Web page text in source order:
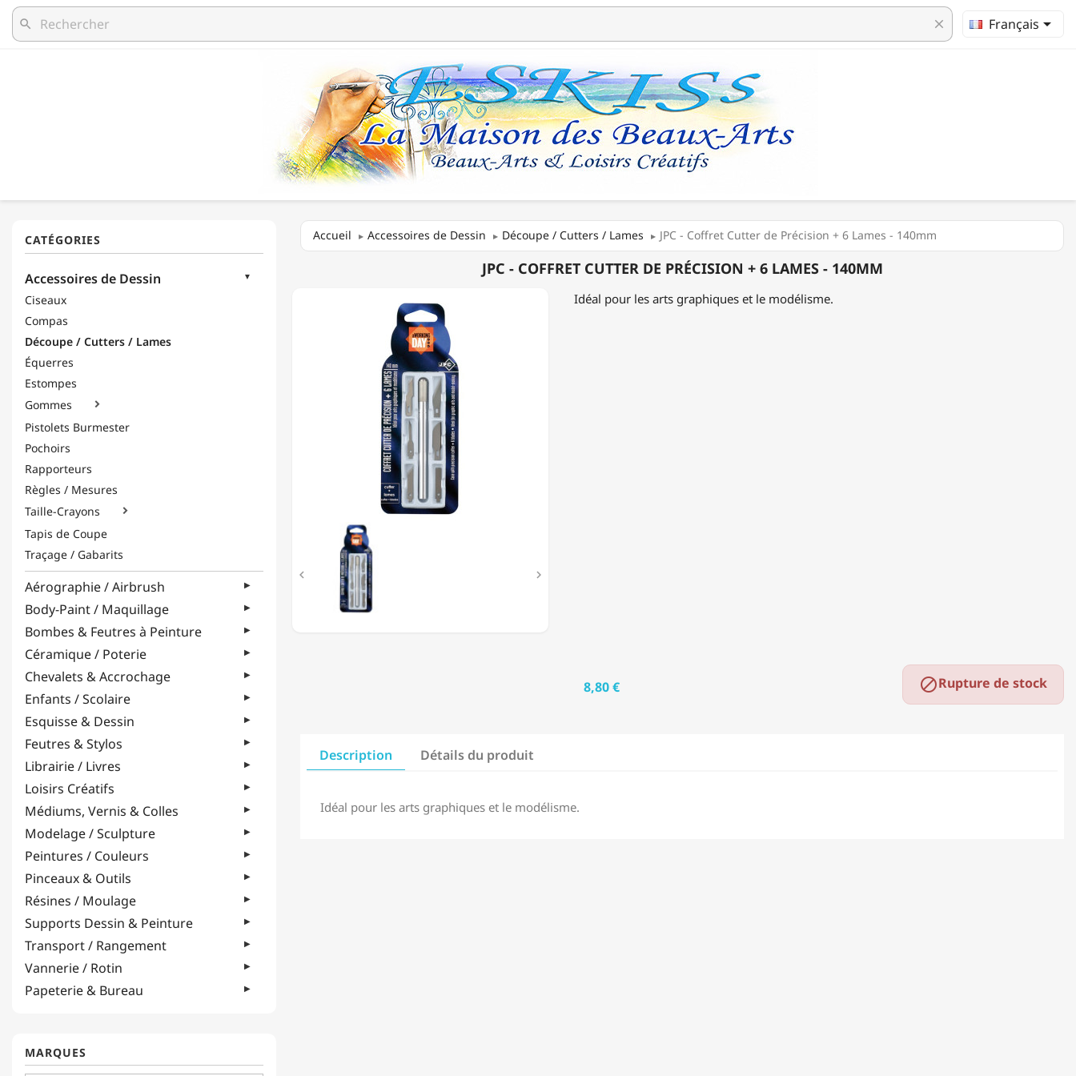
search clear Français
Accessoires de Dessin
Ciseaux
Compas
Découpe / Cutters / Lames
Équerres
Estompes
Gommes

Pistolets Burmester
Pochoirs
Rapporteurs
Règles / Mesures
Taille-Crayons

Tapis de Coupe
Traçage / Gabarits
Aérographie / Airbrush
Body-Paint / Maquillage
Bombes & Feutres à Peinture
Céramique / Poterie
Chevalets & Accrochage
Enfants / Scolaire
Esquisse & Dessin
Feutres & Stylos
Librairie / Livres
Loisirs Créatifs
Médiums, Vernis & Colles
Modelage / Sculpture
Peintures / Couleurs
Pinceaux & Outils
Résines / Moulage
Supports Dessin & Peinture
Transport / Rangement
Vannerie / Rotin
Papeterie & Bureau
MARQUES
Accueil Accessoires de Dessin Découpe / Cutters / Lames JPC - Coffret Cutter de Précision + 6 Lames - 140mm
JPC - COFFRET CUTTER DE PRÉCISION + 6 LAMES - 140MM
 
Idéal pour les arts graphiques et le modélisme.
8,80 € Rupture de stock
Description Détails du produit
Idéal pour les arts graphiques et le modélisme.